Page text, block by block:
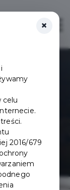
×
celu
2016/679